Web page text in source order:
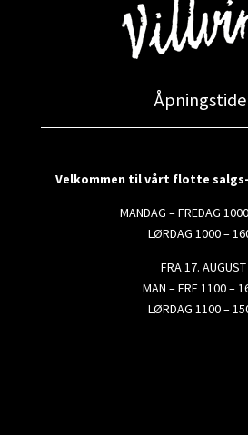
Velkommen til vårt flotte
MANDAG – FREDAG
LØRDAG 1000 –
FRA 17. AUGUST
MAN – FRE 1100 –
LØRDAG 1100 –